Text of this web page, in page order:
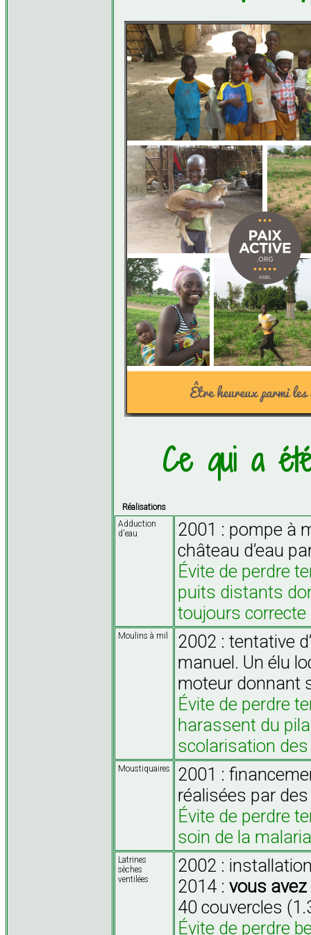
Ce qui a
Réalisations
Adduction
d'eau
2001 : pompe à
château d’eau
Évite de perdre
puits distants
toujours correcte
Moulins à mil
2002 : tentative
manuel. Un élu
moteur donnant
Évite de perdre
harassent du
scolarisation
Moustiquaires
2001 :
réalisées par
Évite de perdre
soin de la
Latrines
sèches
ventilées
2002 :
2014 : vous
40 couvercles
Évite de perdre